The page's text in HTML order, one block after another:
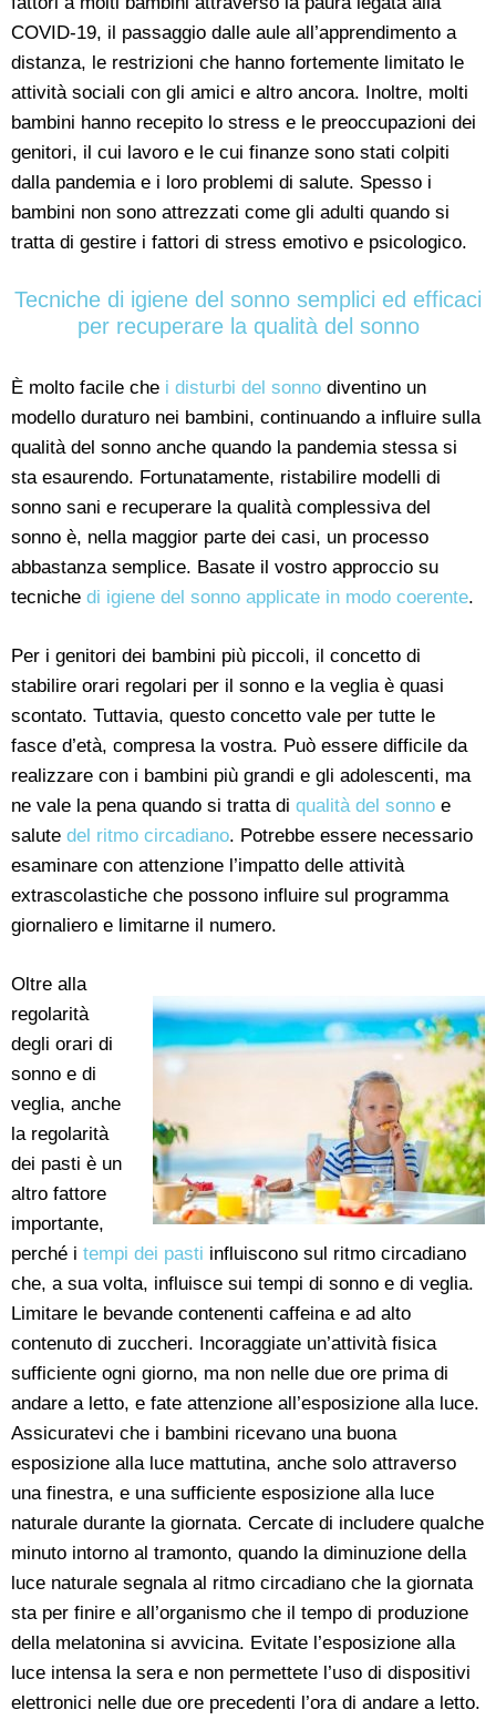
COVID-19, il passaggio dalle aule all’apprendimento a
distanza, le restrizioni che hanno fortemente limitato le
attività sociali con gli amici e altro ancora. Inoltre, molti
bambini hanno recepito lo stress e le preoccupazioni dei
genitori, il cui lavoro e le cui finanze sono stati colpiti
dalla pandemia e i loro problemi di salute. Spesso i
bambini non sono attrezzati come gli adulti quando si
tratta di gestire i fattori di stress emotivo e psicologico.
Tecniche di igiene del sonno semplici ed efficaci
per recuperare la qualità del sonno
È molto facile che i disturbi del sonno diventino un
modello duraturo nei bambini, continuando a influire sulla
qualità del sonno anche quando la pandemia stessa si
sta esaurendo. Fortunatamente, ristabilire modelli di
sonno sani e recuperare la qualità complessiva del
sonno è, nella maggior parte dei casi, un processo
abbastanza semplice. Basate il vostro approccio su
tecniche di igiene del sonno applicate in modo coerente.
Per i genitori dei bambini più piccoli, il concetto di
stabilire orari regolari per il sonno e la veglia è quasi
scontato. Tuttavia, questo concetto vale per tutte le
fasce d’età, compresa la vostra. Può essere difficile da
realizzare con i bambini più grandi e gli adolescenti, ma
ne vale la pena quando si tratta di qualità del sonno e
salute del ritmo circadiano. Potrebbe essere necessario
esaminare con attenzione l’impatto delle attività
extrascolastiche che possono influire sul programma
giornaliero e limitarne il numero.
Oltre alla
regolarità
degli orari di
sonno e di
veglia, anche
la regolarità
dei pasti è un
altro fattore
importante,
perché i tempi dei pasti influiscono sul ritmo circadiano
che, a sua volta, influisce sui tempi di sonno e di veglia.
Limitare le bevande contenenti caffeina e ad alto
contenuto di zuccheri. Incoraggiate un’attività fisica
sufficiente ogni giorno, ma non nelle due ore prima di
andare a letto, e fate attenzione all’esposizione alla luce.
Assicuratevi che i bambini ricevano una buona
esposizione alla luce mattutina, anche solo attraverso
una finestra, e una sufficiente esposizione alla luce
naturale durante la giornata. Cercate di includere qualche
minuto intorno al tramonto, quando la diminuzione della
luce naturale segnala al ritmo circadiano che la giornata
sta per finire e all’organismo che il tempo di produzione
della melatonina si avvicina. Evitate l’esposizione alla
luce intensa la sera e non permettete l’uso di dispositivi
elettronici nelle due ore precedenti l’ora di andare a letto.